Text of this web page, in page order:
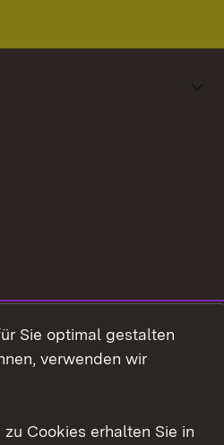
Sie optimal gestalten
verwenden wir
Cookies erhalten Sie in